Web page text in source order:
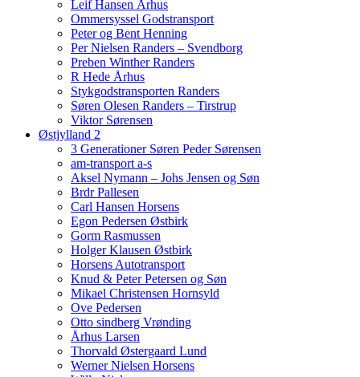
Leif Hansen Århus
Ommersyssel Godstransport
Peter og Bent Henning
Per Nielsen Randers – Svendborg
Preben Winther Randers
R Hede Århus
Stykgodstransporten Randers
Søren Olesen Randers – Tirstrup
Viktor Sørensen
Østjylland 2
3 Generationer Søren Peder Sørensen
am-transport a-s
Aksel Nymann – Johs Jensen og Søn
Brdr Pallesen
Carl Hansen Horsens
Egon Pedersen Østbirk
Gorm Rasmussen
Holger Klausen Østbirk
Horsens Autotransport
Knud & Peter Petersen og Søn
Mikael Christensen Hornsyld
Ove Pedersen
Otto sindberg Vrønding
Århus Larsen
Thorvald Østergaard Lund
Werner Nielsen Horsens